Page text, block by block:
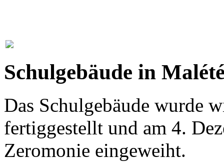
Schulgebäude in
Das Schulgebäude wurde
fertiggestellt und am 4.
Zeromonie eingeweiht.